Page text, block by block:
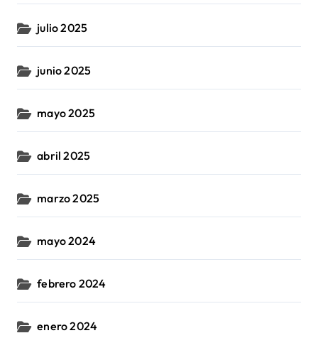
julio 2025
junio 2025
mayo 2025
abril 2025
marzo 2025
mayo 2024
febrero 2024
enero 2024